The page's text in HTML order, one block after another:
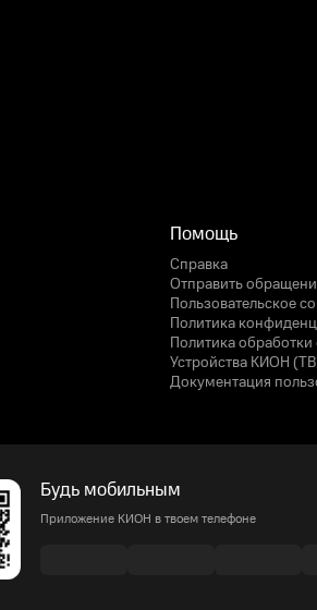
Помощь
Справка
Отправить
Пользовательское
Политика
Политика
Устройства КИОН
Документация
Будь мобильным
Приложение КИОН в твоем телефоне